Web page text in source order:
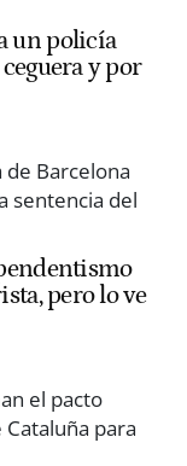
un policía
y por
pero lo ve